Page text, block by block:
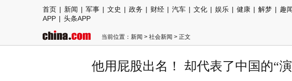
首页 | 新闻 | 军事 | 文史 | 政务 | 财经 | 汽车 | 文化 | 娱乐 | 健康 | 解梦 | 趣
APP | 头条APP
当前位置： 新闻 > 社会新闻 > 正文
他用屁股出名！ 却代表了中国的“